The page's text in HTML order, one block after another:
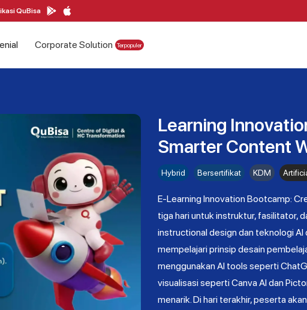
QuBisa
Corporate Solution Terpopuler
Learning
Smarter Content
Hybrid Bersertifikat KDM
E-Learning Innovation Bootcamp:
tiga hari untuk instruktur, fasilitator,
instructional design dan teknologi
mempelajari prinsip desain
menggunakan AI tools seperti
visualisasi seperti Canva AI dan
menarik. Di hari terakhir, peserta